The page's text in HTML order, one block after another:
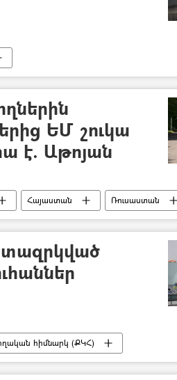
մարմին)
ԵՄ շուկա
է. Աթոյան
Հայաստան Ռուսաստան
հիմնարկ (ՔԿՀ)